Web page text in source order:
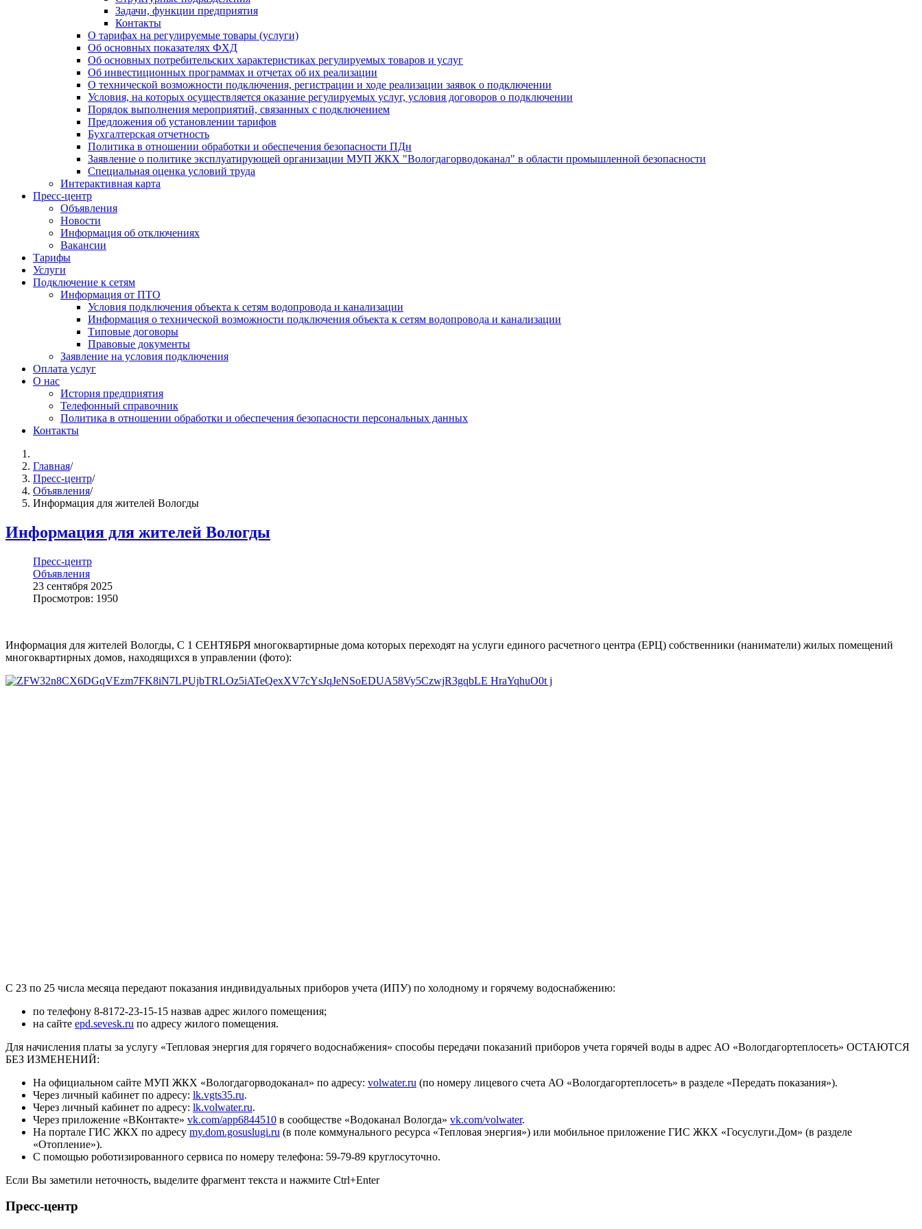
Задачи, функции предприятия
Контакты
О тарифах на регулируемые товары (услуги)
Об основных показателях ФХД
Об основных потребительских характеристиках регулируемых товаров и услуг
Об инвестиционных программах и отчетах об их реализации
О технической возможности подключения, регистрации и ходе реализации заявок о подключении
Условия, на которых осуществляется оказание регулируемых услуг, условия договоров о подключении
Порядок выполнения мероприятий, связанных с подключением
Предложения об установлении тарифов
Бухгалтерская отчетность
Политика в отношении обработки и обеспечения безопасности ПДн
Заявление о политике эксплуатирующей организации МУП ЖКХ "Вологдагорводоканал" в области промышленной безопасности
Специальная оценка условий труда
Интерактивная карта
Пресс-центр
Объявления
Новости
Информация об отключениях
Вакансии
Тарифы
Услуги
Подключение к сетям
Информация от ПТО
Условия подключения объекта к сетям водопровода и канализации
Информация о технической возможности подключения объекта к сетям водопровода и канализации
Типовые договоры
Правовые документы
Заявление на условия подключения
Оплата услуг
О нас
История предприятия
Телефонный справочник
Политика в отношении обработки и обеспечения безопасности персональных данных
Контакты
Главная/
Пресс-центр/
Объявления/
️Информация для жителей Вологды
️Информация для жителей Вологды
Пресс-центр
Объявления
23 сентября 2025
Просмотров: 1950
️Информация для жителей Вологды, С 1 СЕНТЯБРЯ многоквартирные дома которых переходят на услуги единого расчетного центра (ЕРЦ) собственники (наниматели) жилых помещений
многоквартирных домов, находящихся в управлении (фото):
С 23 по 25 числа месяца передают показания индивидуальных приборов учета (ИПУ) по холодному и горячему водоснабжению:
по телефону 8-8172-23-15-15 назвав адрес жилого помещения;
на сайте epd.sevesk.ru по адресу жилого помещения.
Для начисления платы за услугу «Тепловая энергия для горячего водоснабжения» способы передачи показаний приборов учета горячей воды в адрес АО «Вологдагортеплосеть» ОСТАЮТСЯ
БЕЗ ИЗМЕНЕНИЙ:
На официальном сайте МУП ЖКХ «Вологдагорводоканал» по адресу: volwater.ru (по номеру лицевого счета АО «Вологдагортеплосеть» в разделе «Передать показания»).
Через личный кабинет по адресу: lk.vgts35.ru.
Через личный кабинет по адресу: lk.volwater.ru.
Через приложение «ВКонтакте» vk.com/app6844510 в сообществе «Водоканал Вологда» vk.com/volwater.
На портале ГИС ЖКХ по адресу my.dom.gosuslugi.ru (в поле коммунального ресурса «Тепловая энергия») или мобильное приложение ГИС ЖКХ «Госуслуги.Дом» (в разделе
«Отопление»).
С помощью роботизированного сервиса по номеру телефона: 59-79-89 круглосуточно.
Если Вы заметили неточность, выделите фрагмент текста и нажмите Ctrl+Enter
Пресс-центр